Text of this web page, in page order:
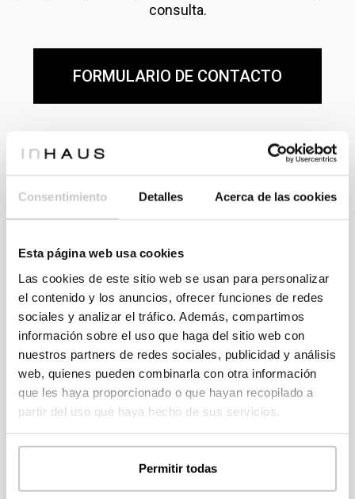
Consentimiento Detalles Acerca de las cookies
Esta página web usa cookies
Las cookies de este sitio web se usan para personalizar
el contenido y los anuncios, ofrecer funciones de redes
sociales y analizar el tráfico. Además, compartimos
información sobre el uso que haga del sitio web con
nuestros partners de redes sociales, publicidad y análisis
web, quienes pueden combinarla con otra información
que les haya proporcionado o que hayan recopilado a
partir del uso que haya hecho de sus servicios.
Permitir todas
consulta.
FORMULARIO DE CONTACTO
En nuestro Catálogo 111 dispones de más de cien
modelos de casas para escoger. Regístrate para
acceder a la información y precios de todos los
modelos.
REGÍSTRATE